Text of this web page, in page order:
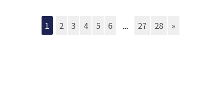
1 2 3 4 5 6 ... 27 28 »